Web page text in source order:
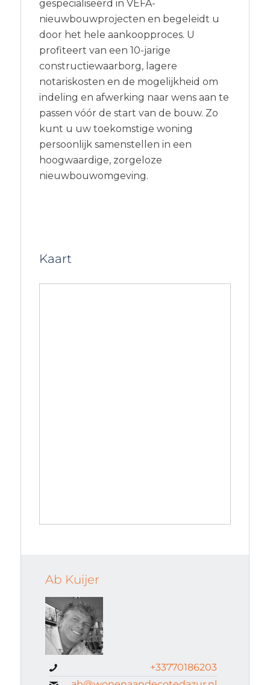
gespecialiseerd in VEFA-
nieuwbouwprojecten en begeleidt u
door het hele aankoopproces. U
profiteert van een 10-jarige
constructiewaarborg, lagere
notariskosten en de mogelijkheid om
indeling en afwerking naar wens aan te
passen vóór de start van de bouw. Zo
kunt u uw toekomstige woning
persoonlijk samenstellen in een
hoogwaardige, zorgeloze
nieuwbouwomgeving.
Kaart
Ab Kuijer
+33770186203